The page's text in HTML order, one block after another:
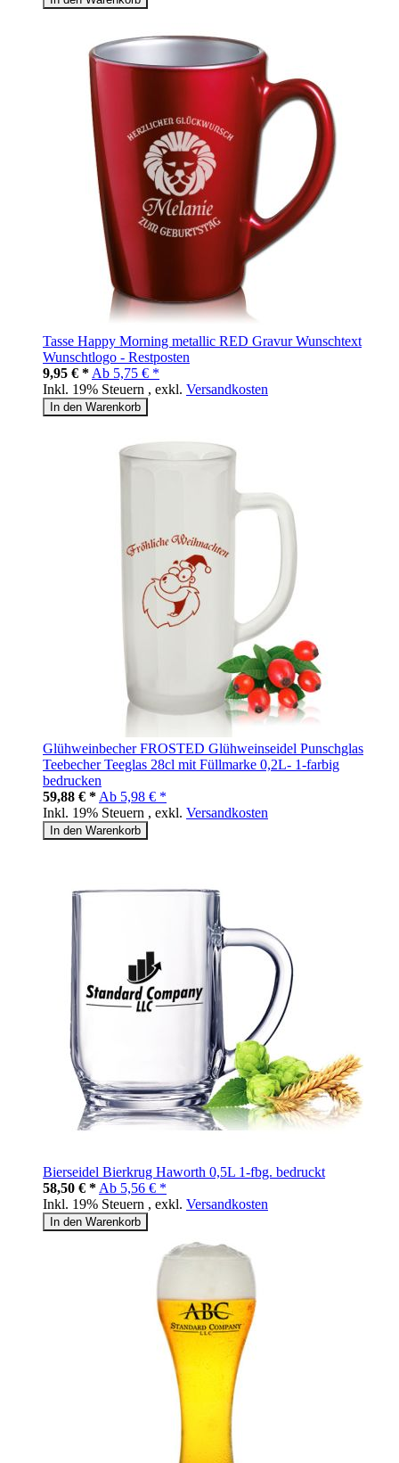
Tasse Happy Morning metallic RED Gravur Wunschtext
Wunschtlogo - Restposten
9,95 € * Ab 5,75 € *
Inkl. 19% Steuern , exkl. Versandkosten
In den Warenkorb
Glühweinbecher FROSTED Glühweinseidel Punschglas
Teebecher Teeglas 28cl mit Füllmarke 0,2L- 1-farbig
bedrucken
59,88 € * Ab 5,98 € *
Inkl. 19% Steuern , exkl. Versandkosten
In den Warenkorb
Bierseidel Bierkrug Haworth 0,5L 1-fbg. bedruckt
58,50 € * Ab 5,56 € *
Inkl. 19% Steuern , exkl. Versandkosten
In den Warenkorb